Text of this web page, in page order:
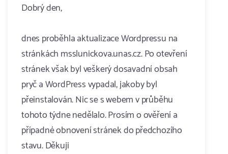
Dobrý den,
dnes proběhla aktualizace Wordpressu na
stránkách msslunickova.unas.cz. Po otevření
stránek však byl veškerý dosavadní obsah
pryč a WordPress vypadal, jakoby byl
přeinstalován. Nic se s webem v průběhu
tohoto týdne nedělalo. Prosím o ověření a
případné obnovení stránek do předchozího
stavu. Děkuji